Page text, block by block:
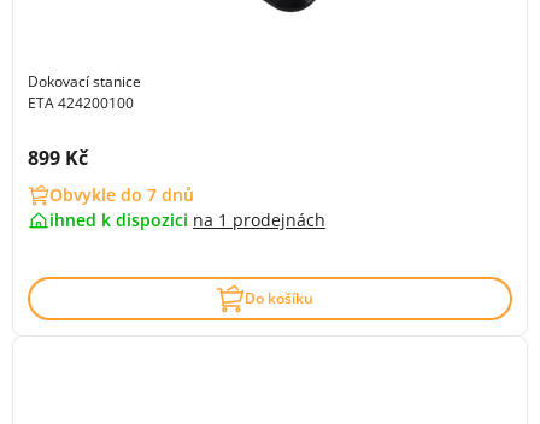
Dokovací stanice
ETA 424200100
Cena s DPH:
899 Kč
Obvykle do 7 dnů
ihned k dispozici na 1 prodejnách
Do košíku